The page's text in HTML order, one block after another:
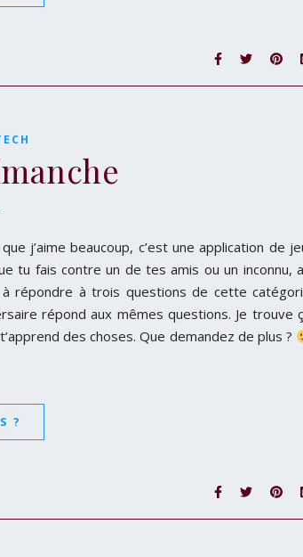
j’aime beaucoup, c’est une application de
tu fais contre un de tes amis ou un inconnu,
répondre à trois questions de cette
répond aux mêmes questions. Je trouve
des choses. Que demandez de plus ?
?